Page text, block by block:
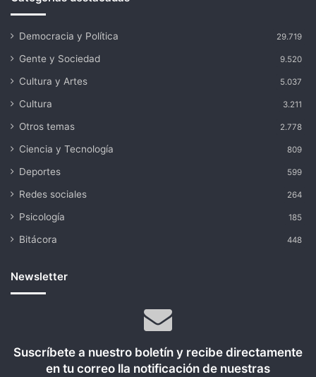
Democracia y Política 29.719
Gente y Sociedad 9.520
Cultura y Artes 5.037
Cultura 3.211
Otros temas 2.778
Ciencia y Tecnología 809
Deportes 599
Redes sociales 264
Psicología 185
Bitácora 448
Newsletter
Suscríbete a nuestro boletín y recibe directamente
en tu correo lla notificación de nuestras